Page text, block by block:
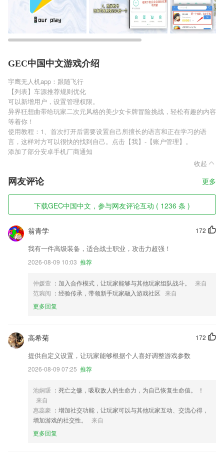
GEC中国中文游戏介绍
宇鹰无人机app：跟随飞行
【列表】车源推荐规则优化
可以新增用户，设置管理权限。
异界狂想曲带给玩家二次元风格的美少女卡牌冒险挑战，轻松有趣的内容
等着你！
使用教程：1、首次打开后需要设置自己所擅长的语言和正在学习的语
言，这样对方可以很快的找到自己。点击【我】-【账户管理】。
添加了部分安卓手机厂商通知
收起
网友评论 更多
下载GEC中国中文，参与网友评论互动 ( 1236 条 )
172
翁青学
我有一件高级装备，适合战士职业，攻击力超强！
2026-08-09 10:03 推荐
仲媛萱 ：加入合作模式，让玩家能够与其他玩家组队战斗。
来自
范琬阅 ：经验传承，带领新手玩家融入游戏社区 来自
更多回复
172
高希菊
提供自定义设置，让玩家能够根据个人喜好调整游戏参数
2026-08-09 07:25 推荐
池娴瑗 ：死亡之镰，吸取敌人的生命力，为自己恢复生命值。 ！
来自
惠蕊豪 ：增加社交功能，让玩家可以与其他玩家互动、交流心得，
增加游戏的社交性。
来自
更多回复